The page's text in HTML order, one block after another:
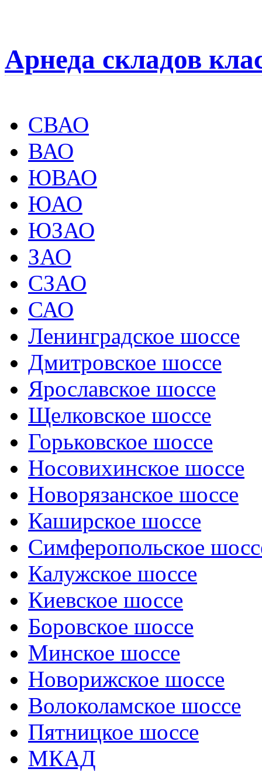
Арнеда складов
СВАО
ВАО
ЮВАО
ЮАО
ЮЗАО
ЗАО
СЗАО
САО
Ленинградское шоссе
Дмитровское шоссе
Ярославское шоссе
Щелковское шоссе
Горьковское шоссе
Носовихинское шоссе
Новорязанское шоссе
Каширское шоссе
Симферопольское
Калужское шоссе
Киевское шоссе
Боровское шоссе
Минское шоссе
Новорижское шоссе
Волоколамское шоссе
Пятницкое шоссе
МКАД